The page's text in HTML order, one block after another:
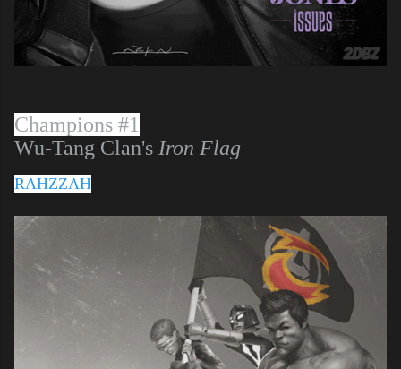
Champions #1
Wu-Tang Clan's Iron Flag
RAHZZAH